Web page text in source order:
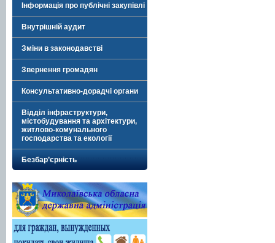
Інформація про публічні закупівлі
Внутрішній аудит
Зміни в законодавстві
Звернення громадян
Консультативно-дорадчі органи
Відділ інфраструктури,
містобудування та архітектури,
житлово-комунального
господарства та екології
Безбар’єрність